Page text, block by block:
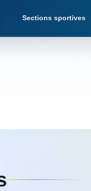
Futsal
Sections sportives